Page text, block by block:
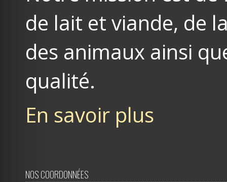
de lait et viande, de
des animaux ainsi
qualité.
En savoir plus
NOS COORDONNÉES